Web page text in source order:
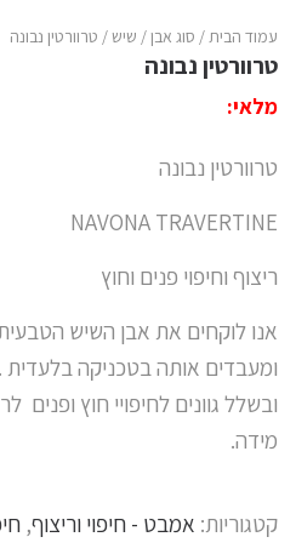
עמוד הבית/ סוג אבן/ שיש/ טרוורטין נבונה
טרוורטין נבונה
מלאי:
טרוורטין נבונה
NAVONA TRAVERTINE
ריצוף וחיפוי פנים וחוץ
אנו לוקחים את אבן השיש
ומעבדים אותה בטכניקה בלעדית
ובשלל גוונים לחיפויי חוץ ופנים
מידה.
קטגוריות: אמבט - חיפוי וריצוף,